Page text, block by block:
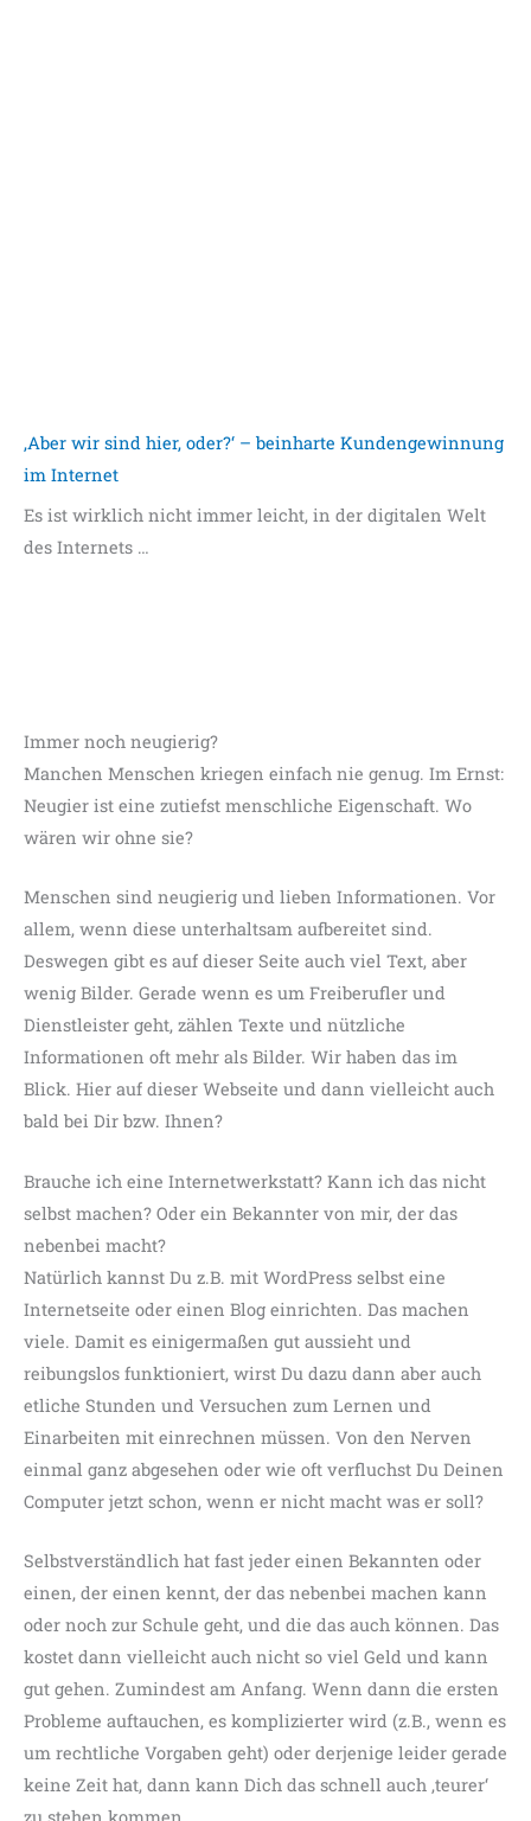
‚Aber wir sind hier, oder?‘ – beinharte Kundengewinnung
im Internet
Es ist wirklich nicht immer leicht, in der digitalen Welt
des Internets …
Immer noch neugierig?
Manchen Menschen kriegen einfach nie genug. Im Ernst:
Neugier ist eine zutiefst menschliche Eigenschaft. Wo
wären wir ohne sie?
Menschen sind neugierig und lieben Informationen. Vor
allem, wenn diese unterhaltsam aufbereitet sind.
Deswegen gibt es auf dieser Seite auch viel Text, aber
wenig Bilder. Gerade wenn es um Freiberufler und
Dienstleister geht, zählen Texte und nützliche
Informationen oft mehr als Bilder. Wir haben das im
Blick. Hier auf dieser Webseite und dann vielleicht auch
bald bei Dir bzw. Ihnen?
Brauche ich eine Internetwerkstatt? Kann ich das nicht
selbst machen? Oder ein Bekannter von mir, der das
nebenbei macht?
Natürlich kannst Du z.B. mit WordPress selbst eine
Internetseite oder einen Blog einrichten. Das machen
viele. Damit es einigermaßen gut aussieht und
reibungslos funktioniert, wirst Du dazu dann aber auch
etliche Stunden und Versuchen zum Lernen und
Einarbeiten mit einrechnen müssen. Von den Nerven
einmal ganz abgesehen oder wie oft verfluchst Du Deinen
Computer jetzt schon, wenn er nicht macht was er soll?
Selbstverständlich hat fast jeder einen Bekannten oder
einen, der einen kennt, der das nebenbei machen kann
oder noch zur Schule geht, und die das auch können. Das
kostet dann vielleicht auch nicht so viel Geld und kann
gut gehen. Zumindest am Anfang. Wenn dann die ersten
Probleme auftauchen, es komplizierter wird (z.B., wenn es
um rechtliche Vorgaben geht) oder derjenige leider gerade
keine Zeit hat, dann kann Dich das schnell auch ‚teurer‘